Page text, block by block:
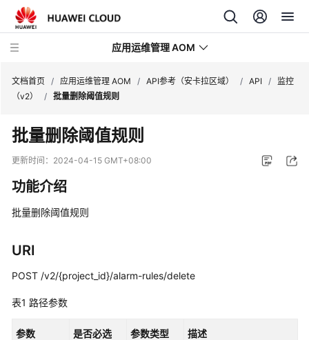
应用运维管理 AOM
最
新
动
品
绍
计
说
文档首页 / 应用运维管理 AOM / API参考（安卡拉区域） / API /
监控
（v2）
/ 批量删除阈值规则
批量删除阈值规则
更新时间： 2024-04-15 GMT+08:00
功能介绍
批量删除阈值规则
URI
POST /v2/{project_id}/alarm-rules/delete
表1 路径参数
参数 是否必选 参数类型 描述